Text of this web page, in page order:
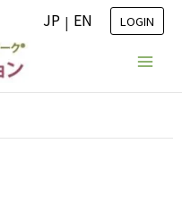
JP | EN LOGIN